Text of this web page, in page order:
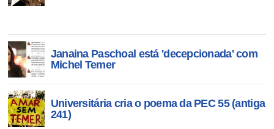
Janaina Paschoal está 'decepcionada' com
Michel Temer
Universitária cria o poema da PEC 55 (antiga
241)